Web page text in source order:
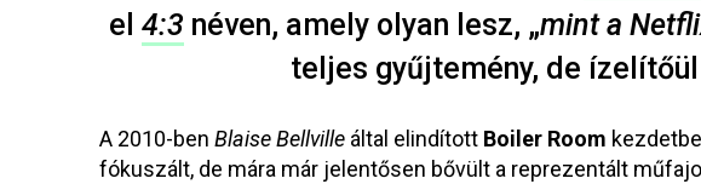
el 4:3 néven, amely olyan lesz, „mint a
teljes gyűjtemény, de
A 2010-ben Blaise Bellville által elindított Boiler Room
fókuszált, de mára már jelentősen bővült a reprezentált